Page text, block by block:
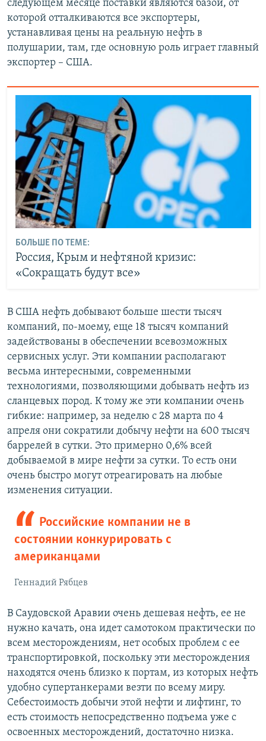
следующем месяце поставки являются базой, от
которой отталкиваются все экспортеры,
устанавливая цены на реальную нефть в
полушарии, там, где основную роль играет главный
экспортер – США.
БОЛЬШЕ ПО ТЕМЕ:
Россия, Крым и нефтяной кризис:
«Сокращать будут все»
В США нефть добывают больше шести тысяч
компаний, по-моему, еще 18 тысяч компаний
задействованы в обеспечении всевозможных
сервисных услуг. Эти компании располагают
весьма интересными, современными
технологиями, позволяющими добывать нефть из
сланцевых пород. К тому же эти компании очень
гибкие: например, за неделю с 28 марта по 4
апреля они сократили добычу нефти на 600 тысяч
баррелей в сутки. Это примерно 0,6% всей
добываемой в мире нефти за сутки. То есть они
очень быстро могут отреагировать на любые
изменения ситуации.
Российские компании не в
состоянии конкурировать с
американцами
Геннадий Рябцев
В Саудовской Аравии очень дешевая нефть, ее не
нужно качать, она идет самотоком практически по
всем месторождениям, нет особых проблем с ее
транспортировкой, поскольку эти месторождения
находятся очень близко к портам, из которых нефть
удобно супертанкерами везти по всему миру.
Себестоимость добычи этой нефти и лифтинг, то
есть стоимость непосредственно подъема уже с
освоенных месторождений, достаточно низка.